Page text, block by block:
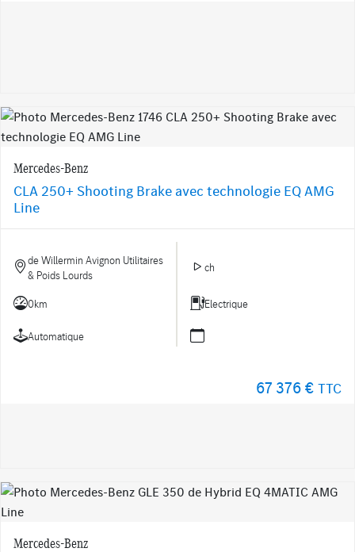
Mercedes-Benz
CLA 250+ Shooting Brake avec technologie EQ AMG
Line
de Willermin Avignon Utilitaires
& Poids Lourds
ch
0km Electrique
Automatique
67 376 € TTC
Mercedes-Benz